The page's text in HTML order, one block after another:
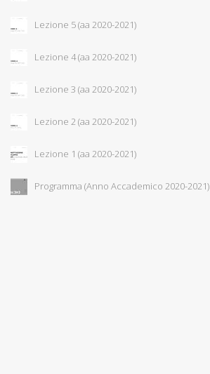
Lezione 5 (aa 2020-2021)
Lezione 4 (aa 2020-2021)
Lezione 3 (aa 2020-2021)
Lezione 2 (aa 2020-2021)
Lezione 1 (aa 2020-2021)
Programma (Anno Accademico 2020-2021)